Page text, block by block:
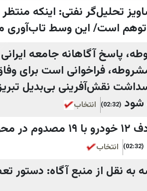
تحلیل‌گر نفتی: اینکه منتظر
توهم است/ این وسط
پاسخ آگاهانه جامعه
فراخوانی است برای
شود (02:32) انتخاب
پلیس راه: تصادف ۱۲
(02:32) انتخاب
به نقل از منبع آگاه: دستور